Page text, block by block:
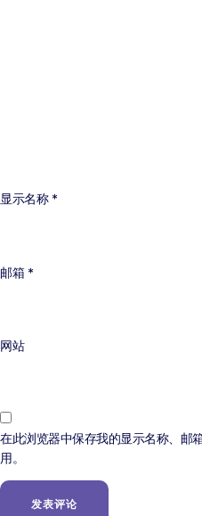
显示名称 *
邮箱 *
网站
在此浏览器中保存我的显示名称、邮
用。